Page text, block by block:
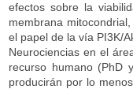
efectos sobre la
membrana
el papel de la vía PI3K/
Neurociencias en el
recurso humano (PhD
producirán por lo